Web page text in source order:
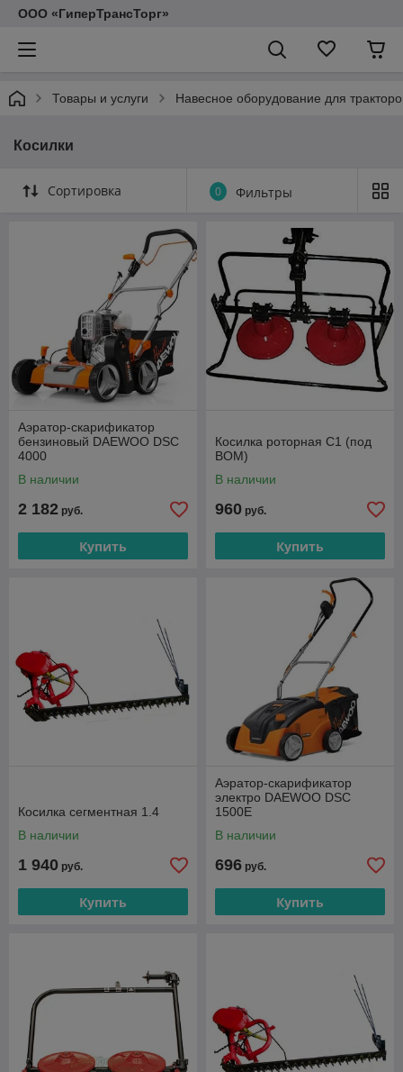
ООО «ГиперТрансТорг»
Товары и услуги Навесное оборудование для
Косилки
Сортировка 0 Фильтры
Аэратор-скарификатор
бензиновый DAEWOO DSC
4000
В наличии
2 182 руб.
Купить
Косилка роторная C1 (под
ВОМ)
В наличии
960 руб.
Купить
Косилка сегментная 1.4
В наличии
1 940 руб.
Купить
Аэратор-скарификатор
электро DAEWOO DSC
1500E
В наличии
696 руб.
Купить